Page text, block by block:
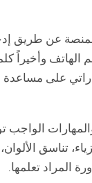
عن طريق
الهاتف وأخيراً
على مساعدة
تناسق
المراد تعلمها.